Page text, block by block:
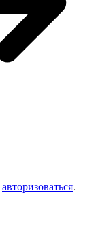
авторизоваться.